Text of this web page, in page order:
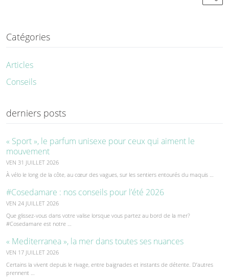
Catégories
Articles
Conseils
derniers posts
« Sport », le parfum unisexe pour ceux qui aiment le
mouvement
VEN 31 JUILLET 2026
À vélo le long de la côte, au cœur des vagues, sur les sentiers entourés du maquis …
#Cosedamare : nos conseils pour l’été 2026
VEN 24 JUILLET 2026
Que glissez-vous dans votre valise lorsque vous partez au bord de la mer?
#Cosedamare est notre …
« Mediterranea », la mer dans toutes ses nuances
VEN 17 JUILLET 2026
Certains la vivent depuis le rivage, entre baignades et instants de détente. D’autres
prennent …